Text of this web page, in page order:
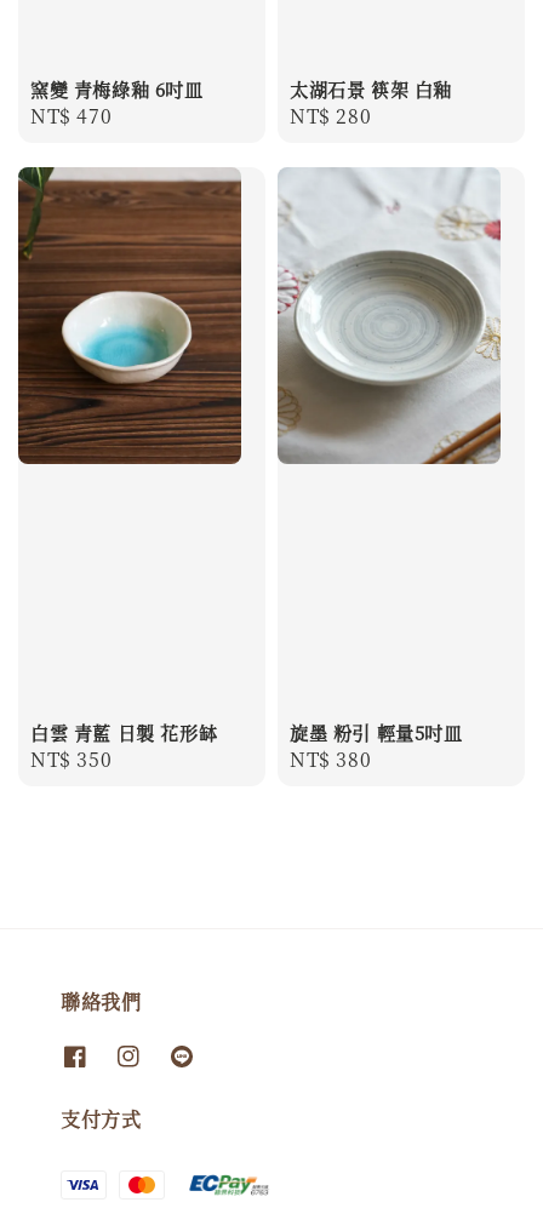
窯變 青梅綠釉 6吋皿
Regular
NT$ 470
太湖石景 筷架 白釉
Regular
NT$ 280
白雲 青藍 日製 花形缽
Regular
NT$ 350
旋墨 粉引 輕量5吋皿
Regular
NT$ 380
聯絡我們
支付方式